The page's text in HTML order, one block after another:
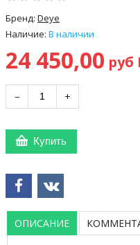
Бренд: Deye
Наличие: В наличии
24 450,00
− +
Купить
ОПИСАНИЕ